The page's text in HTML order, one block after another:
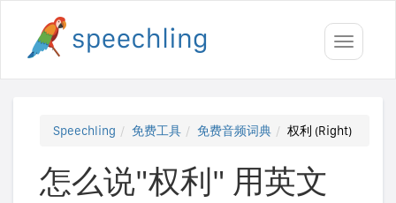
Toggle
Speechling 免费工具 免费音频词典 权利 (Right)
怎么说"权利" 用英文